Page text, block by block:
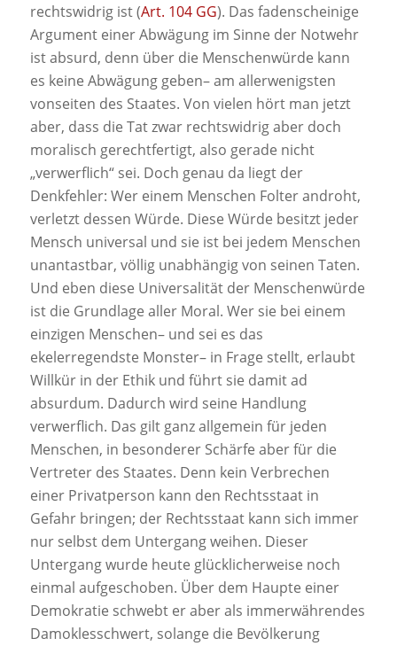
rechtswidrig ist (Art. 104 GG). Das fadenscheinige
Argument einer Abwägung im Sinne der Notwehr
ist absurd, denn über die Menschenwürde kann
es keine Abwägung geben– am allerwenigsten
vonseiten des Staates. Von vielen hört man jetzt
aber, dass die Tat zwar rechtswidrig aber doch
moralisch gerechtfertigt, also gerade nicht
„verwerflich“ sei. Doch genau da liegt der
Denkfehler: Wer einem Menschen Folter androht,
verletzt dessen Würde. Diese Würde besitzt jeder
Mensch universal und sie ist bei jedem Menschen
unantastbar, völlig unabhängig von seinen Taten.
Und eben diese Universalität der Menschenwürde
ist die Grundlage aller Moral. Wer sie bei einem
einzigen Menschen– und sei es das
ekelerregendste Monster– in Frage stellt, erlaubt
Willkür in der Ethik und führt sie damit ad
absurdum. Dadurch wird seine Handlung
verwerflich. Das gilt ganz allgemein für jeden
Menschen, in besonderer Schärfe aber für die
Vertreter des Staates. Denn kein Verbrechen
einer Privatperson kann den Rechtsstaat in
Gefahr bringen; der Rechtsstaat kann sich immer
nur selbst dem Untergang weihen. Dieser
Untergang wurde heute glücklicherweise noch
einmal aufgeschoben. Über dem Haupte einer
Demokratie schwebt er aber als immerwährendes
Damoklesschwert, solange die Bevölkerung